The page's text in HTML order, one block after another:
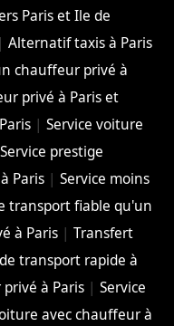
Paris et Ile de
|Alternatif taxis à Paris
chauffeur privé à
privé à Paris et
|Service voiture
Service prestige
Paris |Service moins
transport fiable qu'un
à Paris| Transfert
transport rapide à
à Paris |Service
avec chauffeur à